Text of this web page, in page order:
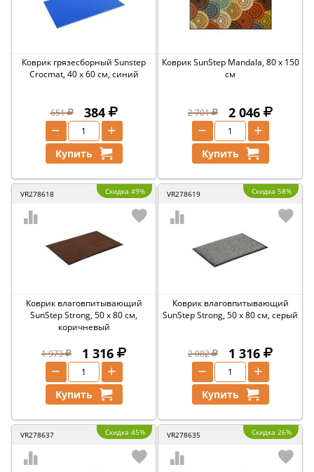
Коврик грязесборный Sunstep
Crocmat, 40 x 60 см, синий
651 384
+
−
Купить
Коврик SunStep Mandala, 80 x 150
см
2 701 2 046
+
−
Купить
VR278618 Скидка 49%
Коврик влаговпитывающий
SunStep Strong, 50 x 80 см,
коричневый
1 973 1 316
+
−
Купить
VR278619 Скидка 58%
Коврик влаговпитывающий
SunStep Strong, 50 x 80 см, серый
2 082 1 316
+
−
Купить
VR278637 Скидка 45% VR278635 Скидка 26%